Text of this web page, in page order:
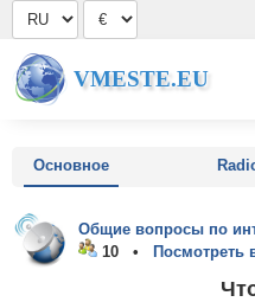
VMESTE.EU
Основное
Общие вопросы по
10 •
Посмотреть